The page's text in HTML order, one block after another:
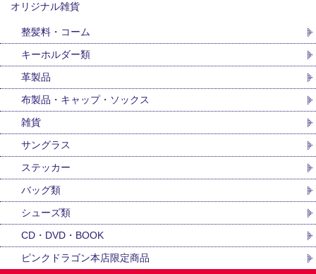
オリジナル雑貨
整髪料・コーム
キーホルダー類
革製品
布製品・キャップ・ソックス
雑貨
サングラス
ステッカー
バッグ類
シューズ類
CD・DVD・BOOK
ピンクドラゴン本店限定商品